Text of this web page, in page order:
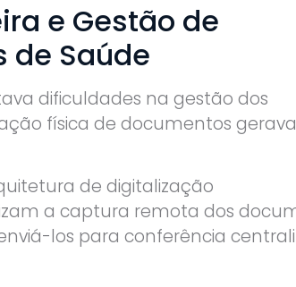
e Gestão de
de Saúde
dificuldades na gestão dos
física de documentos
de digitalização
a captura remota dos
los para conferência